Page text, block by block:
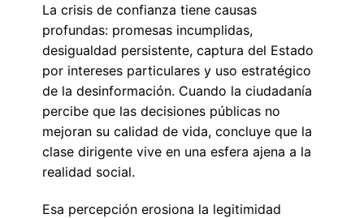
La crisis de confianza tiene causas
profundas: promesas incumplidas,
desigualdad persistente, captura del Estado
por intereses particulares y uso estratégico
de la desinformación. Cuando la ciudadanía
percibe que las decisiones públicas no
mejoran su calidad de vida, concluye que la
clase dirigente vive en una esfera ajena a la
realidad social.
Esa percepción erosiona la legitimidad